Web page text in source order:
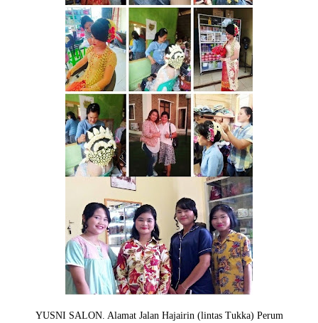
YUSNI SALON. Alamat Jalan Hajairin (lintas Tukka) Perum